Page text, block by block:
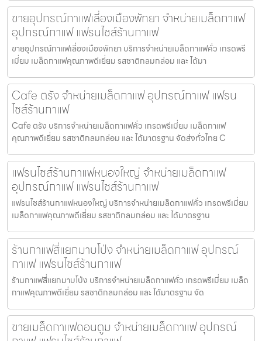
ขายอุปกรณ์กาแฟเลี่องเมืองพัทยา จำหน่ายเมล็ดกาแฟ
อุปกรณ์กาแฟ แฟรนไชส์ร้านกาแฟ
ขายอุปกรณ์กาแฟเลี่องเมืองพัทยา บริการจำหน่ายเมล็ดกาแฟคั่ว เกรดพรี
เมี่ยม เมล็ดกาแฟคุณภาพดีเยี่ยม รสชาติกลมกล่อม และ ได้มา
Cafe ตรัง จำหน่ายเมล็ดกาแฟ อุปกรณ์กาแฟ แฟรน
ไชส์ร้านกาแฟ
Cafe ตรัง บริการจำหน่ายเมล็ดกาแฟคั่ว เกรดพรีเมี่ยม เมล็ดกาแฟ
คุณภาพดีเยี่ยม รสชาติกลมกล่อม และ ได้มาตรฐาน จัดส่งทั่วไทย C
แฟรนไชส์ร้านกาแฟหนองใหญ่ จำหน่ายเมล็ดกาแฟ
อุปกรณ์กาแฟ แฟรนไชส์ร้านกาแฟ
แฟรนไชส์ร้านกาแฟหนองใหญ่ บริการจำหน่ายเมล็ดกาแฟคั่ว เกรดพรีเมี่ยม
เมล็ดกาแฟคุณภาพดีเยี่ยม รสชาติกลมกล่อม และ ได้มาตรฐาน
ร้านกาแฟสี่แยกมาบโป่ง จำหน่ายเมล็ดกาแฟ อุปกรณ์
กาแฟ แฟรนไชส์ร้านกาแฟ
ร้านกาแฟสี่แยกมาบโป่ง บริการจำหน่ายเมล็ดกาแฟคั่ว เกรดพรีเมี่ยม เมล็ด
กาแฟคุณภาพดีเยี่ยม รสชาติกลมกล่อม และ ได้มาตรฐาน จัด
ขายเมล็ดกาแฟดอนตูม จำหน่ายเมล็ดกาแฟ อุปกรณ์